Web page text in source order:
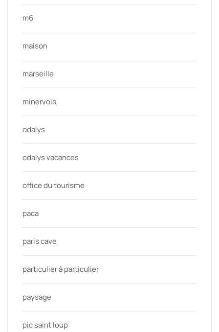
m6
maison
marseille
minervois
odalys
odalys vacances
office du tourisme
paca
paris cave
particulier à particulier
paysage
pic saint loup